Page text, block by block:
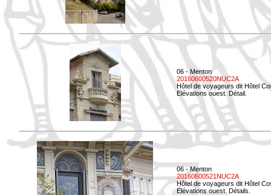
06 - Menton
20160600520NUC2A
Hôtel de voyageurs dit Hôtel
Elévations ouest. Détail.
06 - Menton
20160600521NUC2A
Hôtel de voyageurs dit Hôtel
Elévations ouest. Détails.